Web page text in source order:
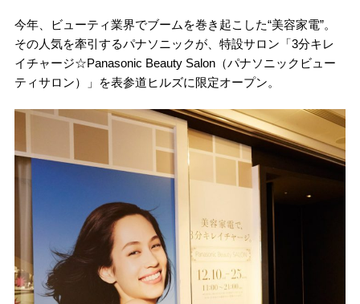
今年、ビューティ業界でブームを巻き起こした“美容家電”。
その人気を牽引するパナソニックが、特設サロン「3分キレ
イチャージ☆Panasonic Beauty Salon（パナソニックビュー
ティサロン）」を表参道ヒルズに限定オープン。